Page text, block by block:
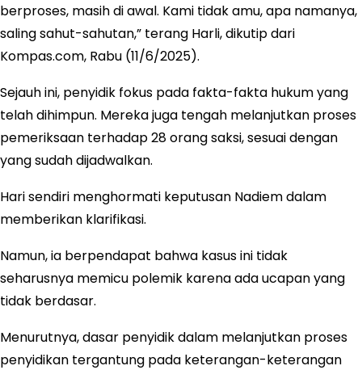
berproses, masih di awal. Kami tidak amu, apa namanya,
saling sahut-sahutan,” terang Harli, dikutip dari
Kompas.com, Rabu (11/6/2025).
Sejauh ini, penyidik fokus pada fakta-fakta hukum yang
telah dihimpun. Mereka juga tengah melanjutkan proses
pemeriksaan terhadap 28 orang saksi, sesuai dengan
yang sudah dijadwalkan.
Hari sendiri menghormati keputusan Nadiem dalam
memberikan klarifikasi.
Namun, ia berpendapat bahwa kasus ini tidak
seharusnya memicu polemik karena ada ucapan yang
tidak berdasar.
Menurutnya, dasar penyidik dalam melanjutkan proses
penyidikan tergantung pada keterangan-keterangan